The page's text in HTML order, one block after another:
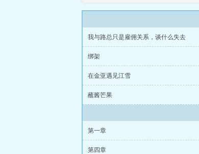
我与路总只是雇佣关系，谈什么失去
绑架
在金亚遇见江雪
蘸酱芒果
第一章
第四章